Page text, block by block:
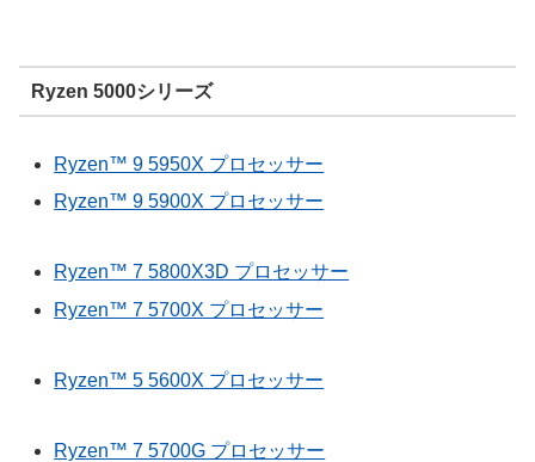
Ryzen 5000シリーズ
Ryzen™ 9 5950X プロセッサー
Ryzen™ 9 5900X プロセッサー
Ryzen™ 7 5800X3D プロセッサー
Ryzen™ 7 5700X プロセッサー
Ryzen™ 5 5600X プロセッサー
Ryzen™ 7 5700G プロセッサー